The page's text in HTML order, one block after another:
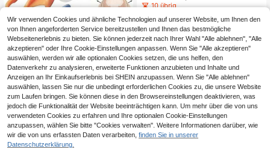
Silikon-Dilator, Schnarchen reduzie
ren - Anti-Schnarch-Lösung - Lufts
trom verbessern - Bequeme Belüftu
ngsöffnung, Atemunterstützung für
besseren Schlaf, Schlafqualität ver
bessern und Schnarchen stoppen,
Nase, Nase, Nase
3,08€
Nasenclip und Nasenrückenclip, zu
eiten, flachen und niedrigen Nase,
Werkzeug zur Gestaltung einer sch
önen Nasenform, multifunktionaler
Nasenrückenlifter, geeignet für Män
ner und Frauen, für den täglichen G
ebrauch 2/1 Stück
10 übrig
3,98€
Wir verwenden Cookies und ähnliche Technologien auf unserer Website, um Ihnen den
von Ihnen angeforderten Service bereitzustellen und Ihnen das bestmögliche
Webseitenerlebnis zu bieten. Sie können jederzeit nach Ihrer Wahl "Alle ablehnen", "Alle
akzeptieren" oder Ihre Cookie-Einstellungen anpassen. Wenn Sie "Alle akzeptieren"
auswählen, werden wir alle optionalen Cookies setzen, die uns helfen, den
Datenverkehr zu analysieren, erweiterte Funktionen anzubieten und Inhalte und
Anzeigen an Ihr Einkaufserlebnis bei SHEIN anzupassen. Wenn Sie "Alle ablehnen"
auswählen, lassen Sie nur die unbedingt erforderlichen Cookies zu, die unsere Website
zum Laufen bringen. Sie können diese in den Browsereinstellungen deaktivieren, was
jedoch die Funktionalität der Website beeinträchtigen kann. Um mehr über die von uns
verwendeten Cookies zu erfahren und Ihre optionalen Cookie-Einstellungen
anzupassen, wählen Sie bitte "Cookies verwalten". Weitere Informationen darüber, wie
wir die von uns erfassten Daten verarbeiten, finden Sie in unserer
Datenschutzerklärung.